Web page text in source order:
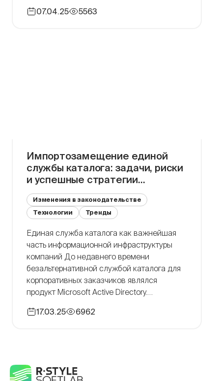
Finmarkets, RS-Connect и других, а также
07.04.25 5563
Импортозамещение единой
службы каталога: задачи, риски
и успешные стратегии
миграции
Изменения в законодательстве
Технологии
Тренды
Единая служба каталога как важнейшая
часть информационной инфраструктуры
компаний До недавнего времени
безальтернативной службой каталога для
корпоративных заказчиков являлся
продукт Microsoft Active Directory.
Active Directory являются отраслевым
управлении систем информационной
17.03.25 6962